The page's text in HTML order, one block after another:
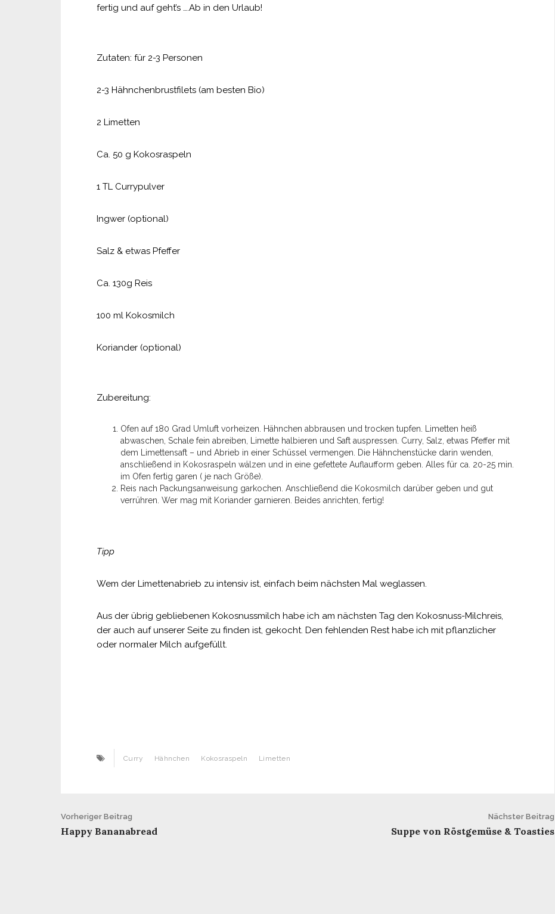
fertig und auf geht’s ….Ab in den Urlaub!
Zutaten: für 2-3 Personen
2-3 Hähnchenbrustfilets (am besten Bio)
2 Limetten
Ca. 50 g Kokosraspeln
1 TL Currypulver
Ingwer (optional)
Salz & etwas Pfeffer
Ca. 130g Reis
100 ml Kokosmilch
Koriander (optional)
Zubereitung:
Ofen auf 180 Grad Umluft vorheizen. Hähnchen abbrausen und trocken tupfen. Limetten heiß
abwaschen, Schale fein abreiben, Limette halbieren und Saft auspressen. Curry, Salz, etwas Pfeffer mit
dem Limettensaft – und Abrieb in einer Schüssel vermengen. Die Hähnchenstücke darin wenden,
anschließend in Kokosraspeln wälzen und in eine gefettete Auflaufform geben. Alles für ca. 20-25 min.
im Ofen fertig garen ( je nach Größe).
Reis nach Packungsanweisung garkochen. Anschließend die Kokosmilch darüber geben und gut
verrühren. Wer mag mit Koriander garnieren. Beides anrichten, fertig!
Tipp
Wem der Limettenabrieb zu intensiv ist, einfach beim nächsten Mal weglassen.
Aus der übrig gebliebenen Kokosnussmilch habe ich am nächsten Tag den Kokosnuss-Milchreis,
der auch auf unserer Seite zu finden ist, gekocht. Den fehlenden Rest habe ich mit pflanzlicher
oder normaler Milch aufgefüllt.
Curry Hähnchen Kokosraspeln Limetten
Beitrags-
Navigation
Vorheriger Beitrag
Happy Bananabread
Nächster Beitrag
Suppe von Röstgemüse & Toasties